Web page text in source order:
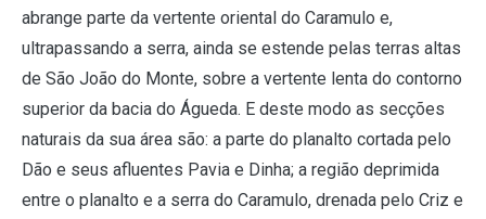
abrange parte da vertente oriental do Caramulo e,
ultrapassando a serra, ainda se estende pelas terras altas
de São João do Monte, sobre a vertente lenta do contorno
superior da bacia do Águeda. E deste modo as secções
naturais da sua área são: a parte do planalto cortada pelo
Dão e seus afluentes Pavia e Dinha; a região deprimida
entre o planalto e a serra do Caramulo, drenada pelo Criz e